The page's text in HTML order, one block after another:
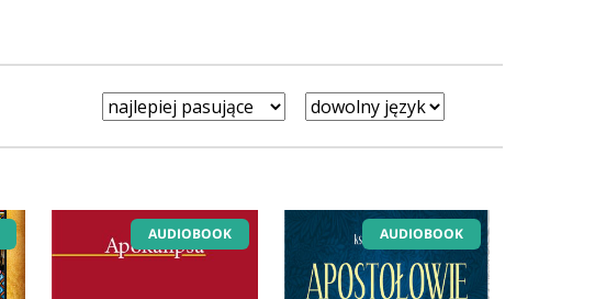
AUDIOBOOK AUDIOBOOK